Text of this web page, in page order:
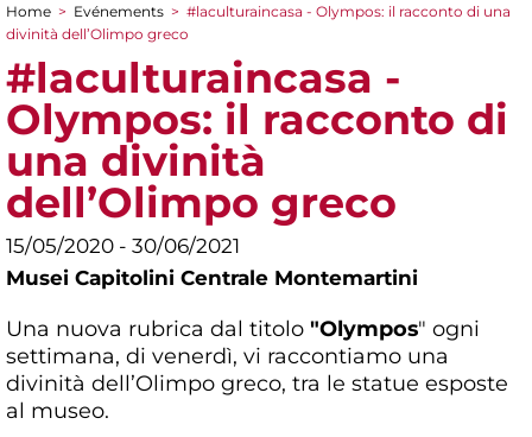
You are here
Home > Evénements > #laculturaincasa - Olympos: il racconto di una
divinità dell’Olimpo greco
#laculturaincasa -
Olympos: il racconto di
una divinità
dell’Olimpo greco
15/05/2020 - 30/06/2021
Musei Capitolini Centrale Montemartini
Una nuova rubrica dal titolo "Olympos" ogni
settimana, di venerdì, vi raccontiamo una
divinità dell’Olimpo greco, tra le statue esposte
al museo.